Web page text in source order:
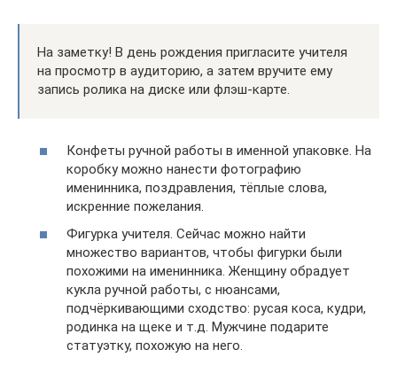
На заметку! В день рождения пригласите учителя
на просмотр в аудиторию, а затем вручите ему
запись ролика на диске или флэш-карте.
Конфеты ручной работы в именной упаковке. На
коробку можно нанести фотографию
именинника, поздравления, тёплые слова,
искренние пожелания.
Фигурка учителя. Сейчас можно найти
множество вариантов, чтобы фигурки были
похожими на именинника. Женщину обрадует
кукла ручной работы, с нюансами,
подчёркивающими сходство: русая коса, кудри,
родинка на щеке и т.д. Мужчине подарите
статуэтку, похожую на него.